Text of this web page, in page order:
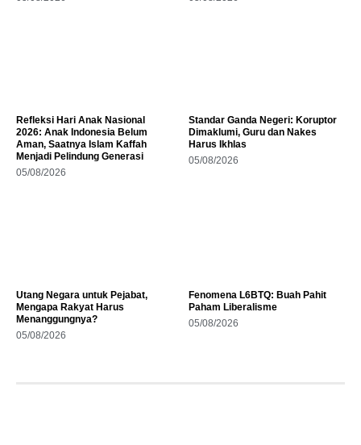
Refleksi Hari Anak Nasional
2026: Anak Indonesia Belum
Aman, Saatnya Islam Kaffah
Menjadi Pelindung Generasi
05/08/2026
Standar Ganda Negeri: Koruptor
Dimaklumi, Guru dan Nakes
Harus Ikhlas
05/08/2026
Utang Negara untuk Pejabat,
Mengapa Rakyat Harus
Menanggungnya?
05/08/2026
Fenomena L6BTQ: Buah Pahit
Paham Liberalisme
05/08/2026